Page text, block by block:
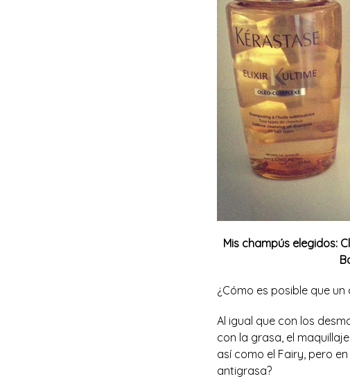
Mis champús elegidos:
¿Cómo es posible que
Al igual que con los
con la grasa, el
así como el Fairy, pero
antigrasa?